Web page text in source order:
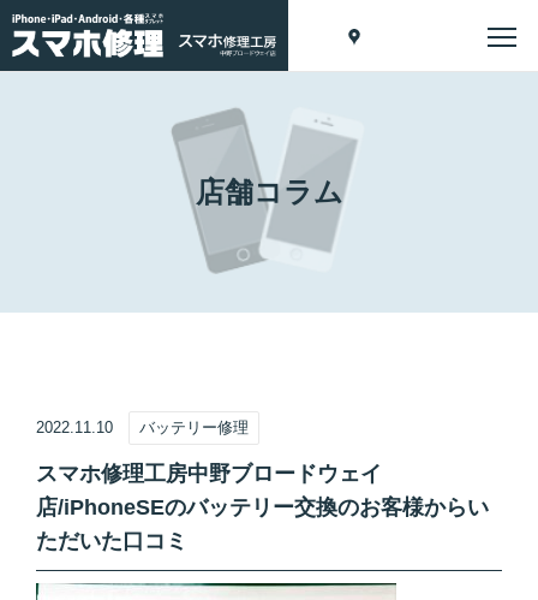
店舗コラム
2022.11.10 バッテリー修理
スマホ修理工房中野ブロードウェイ
店/iPhoneSEのバッテリー交換のお客様からい
ただいた口コミ